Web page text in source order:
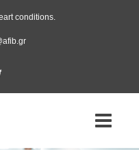
conditions.